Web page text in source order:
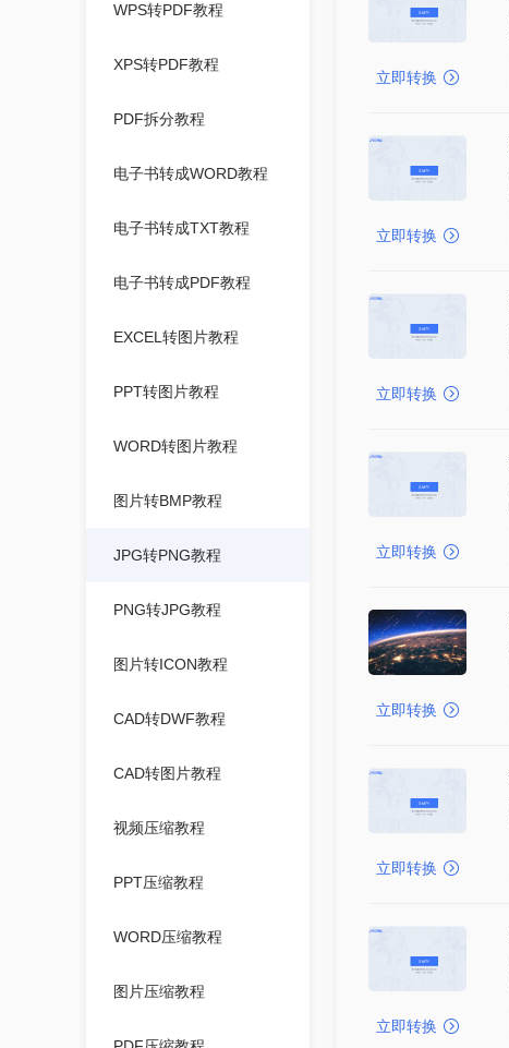
WPS转PDF教程
XPS转PDF教程
PDF拆分教程
电子书转成WORD教程
电子书转成TXT教程
电子书转成PDF教程
EXCEL转图片教程
PPT转图片教程
WORD转图片教程
图片转BMP教程
JPG转PNG教程
PNG转JPG教程
图片转ICON教程
CAD转DWF教程
CAD转图片教程
视频压缩教程
PPT压缩教程
WORD压缩教程
图片压缩教程
立即转换
立即转换
立即转换
立即转换
立即转换
立即转换
立即转换